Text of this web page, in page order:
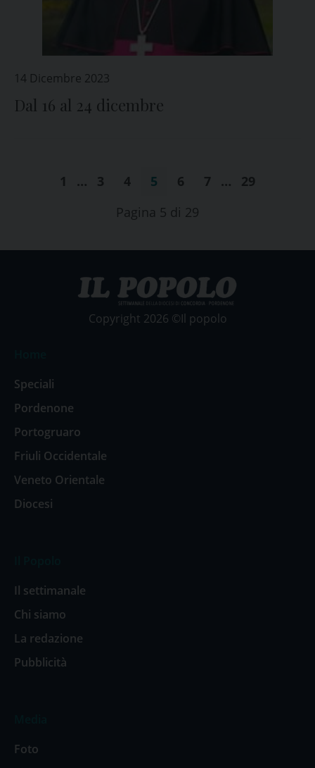
14 Dicembre 2023
Dal 16 al 24 dicembre
1 … 3 4 5 6 7 …
29
Pagina 5 di 29
Copyright 2026 ©Il popolo
Speciali
Pordenone
Portogruaro
Friuli Occidentale
Veneto Orientale
Diocesi
Il settimanale
Chi siamo
La redazione
Pubblicità
Foto